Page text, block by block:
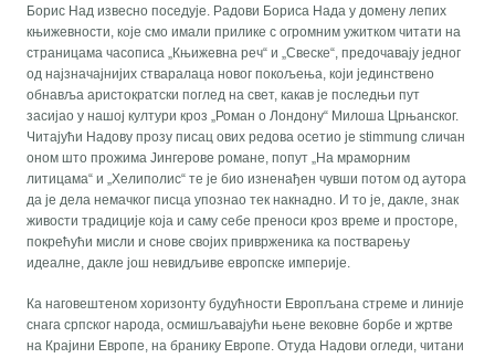
Борис Над извесно поседује. Радови Бориса Нада у домену лепих
књижевности, које смо имали прилике с огромним ужитком читати на
страницама часописа „Књижевна реч“ и „Свеске“, предочавају једног
од најзначајнијих стваралаца новог покољења, који јединствено
обнавља аристократски поглед на свет, какав је последњи пут
засијао у нашој култури кроз „Роман о Лондону“ Милоша Црњанског.
Читајући Надову прозу писац ових редова осетио је stimmung сличан
оном што прожима Јингерове романе, попут „На мраморним
литицама“ и „Хелиполис“ те је био изненађен чувши потом од аутора
да је дела немачког писца упознао тек накнадно. И то је, дакле, знак
живости традиције која и саму себе преноси кроз време и просторе,
покрећући мисли и снове својих приврженика ка постварењу
идеалне, дакле још невидљиве европске империје.
Ка наговештеном хоризонту будућности Европљана стреме и линије
снага српског народа, осмишљавајући њене вековне борбе и жртве
на Крајини Европе, на бранику Европе. Отуда Надови огледи, читани